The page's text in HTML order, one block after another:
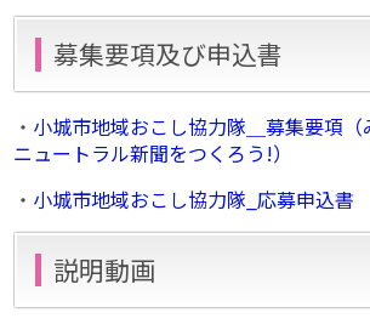
募集要項及び申込書
・ 小城市地域おこし協力隊＿募集要項
ニュートラル新聞をつくろう!）
・ 小城市地域おこし協力隊_応募申込書
説明動画